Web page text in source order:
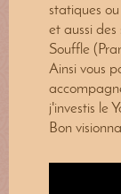
statiques
et aussi
Souffle
Ainsi vous
j'investis le
Bon